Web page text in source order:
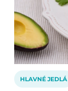
HLAVNÉ JEDLÁ